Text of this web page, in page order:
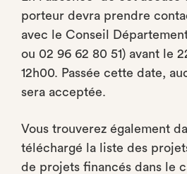
porteur devra prendre
avec le Conseil
ou 02 96 62 80 51) avant le
12h00. Passée cette date,
sera acceptée.
Vous trouverez également
téléchargé la liste des
de projets financés dans le